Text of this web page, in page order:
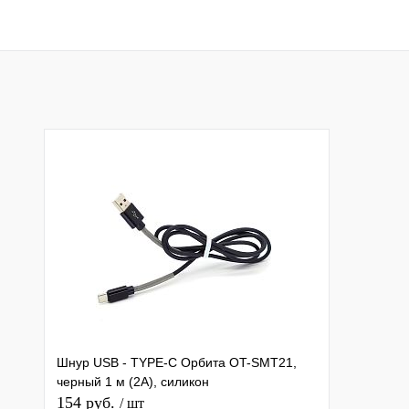
Шнур USB - TYPE-C Орбита OT-SMT21,
черный 1 м (2А), силикон
154 руб. / шт